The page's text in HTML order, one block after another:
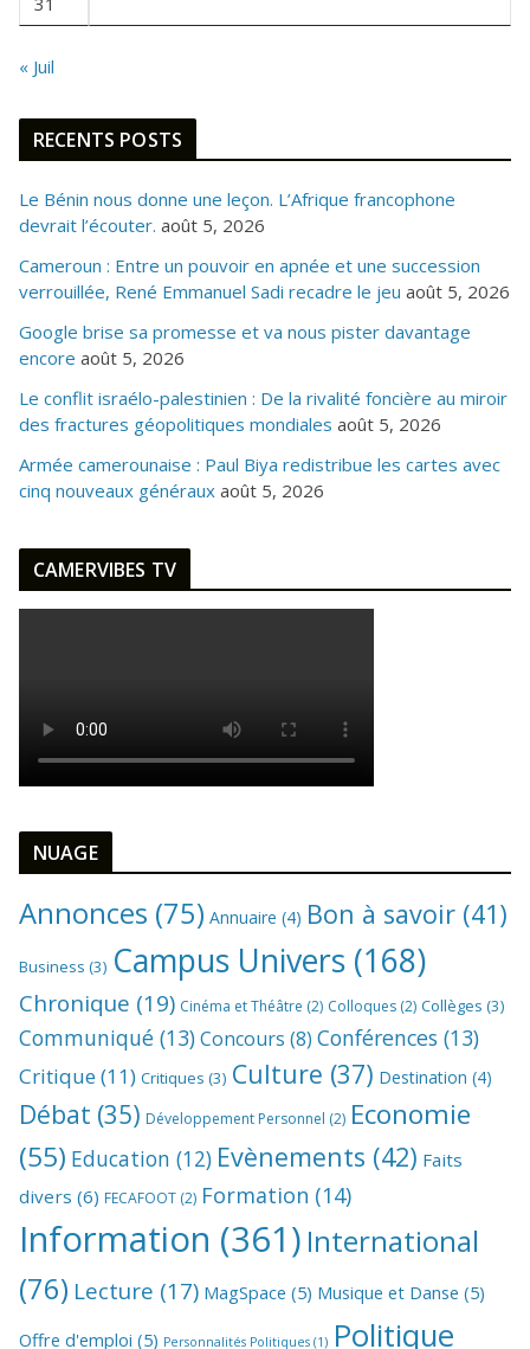
« Juil
RECENTS POSTS
Le Bénin nous donne une leçon. L’Afrique francophone
devrait l’écouter. août 5, 2026
Cameroun : Entre un pouvoir en apnée et une succession
verrouillée, René Emmanuel Sadi recadre le jeu août 5, 2026
Google brise sa promesse et va nous pister davantage
encore août 5, 2026
Le conflit israélo-palestinien : De la rivalité foncière au miroir
des fractures géopolitiques mondiales août 5, 2026
Armée camerounaise : Paul Biya redistribue les cartes avec
cinq nouveaux généraux août 5, 2026
CAMERVIBES TV
NUAGE
Annonces (75) Annuaire (4) Bon à savoir (41)
Business (3) Campus Univers (168)
Chronique (19) Cinéma et Théâtre (2) Colloques (2) Collèges (3)
Communiqué (13)Concours (8) Conférences (13)
Critique(11) Critiques (3) Culture (37) Destination (4)
Débat (35) Développement Personnel (2) Economie
(55) Education (12) Evènements (42) Faits
divers (6) FECAFOOT (2) Formation (14)
Information (361) International
(76) Lecture (17) MagSpace (5) Musique et Danse (5)
Offre d'emploi (5) Personnalités Politiques (1) Politique